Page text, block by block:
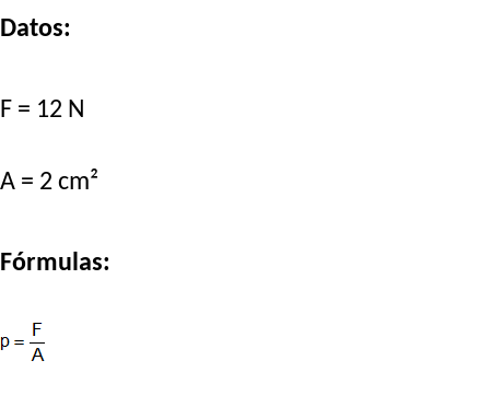
Datos:
F = 12 N
A = 2 cm²
Fórmulas: